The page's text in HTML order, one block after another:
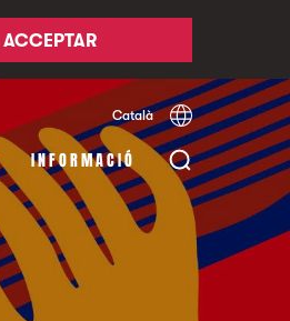
ACCEPTAR
Català Español English
INFORMACIÓ